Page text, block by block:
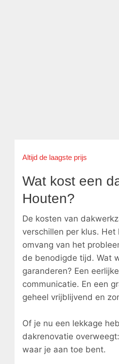
Altijd de laagste prijs
Wat kost een
Houten?
De kosten van
verschillen per klus.
omvang van het
de benodigde tijd. Wat
garanderen? Een
communicatie. En een
geheel vrijblijvend en
Of je nu een lekkage
dakrenovatie
waar je aan toe bent.